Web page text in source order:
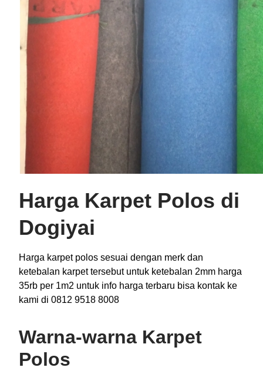
Harga Karpet Polos di
Dogiyai
Harga karpet polos sesuai dengan merk dan
ketebalan karpet tersebut untuk ketebalan 2mm harga
35rb per 1m2 untuk info harga terbaru bisa kontak ke
kami di 0812 9518 8008
Warna-warna Karpet
Polos